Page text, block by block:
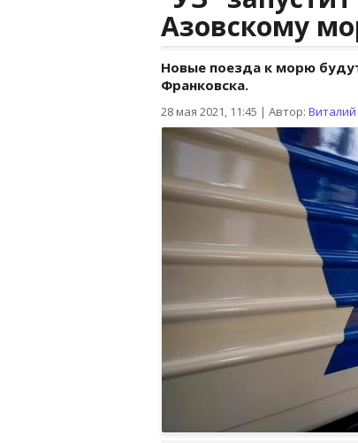
Азовскому
Новые поезда к морю
Франковска.
28 мая 2021, 11:45 | Автор: Виталий